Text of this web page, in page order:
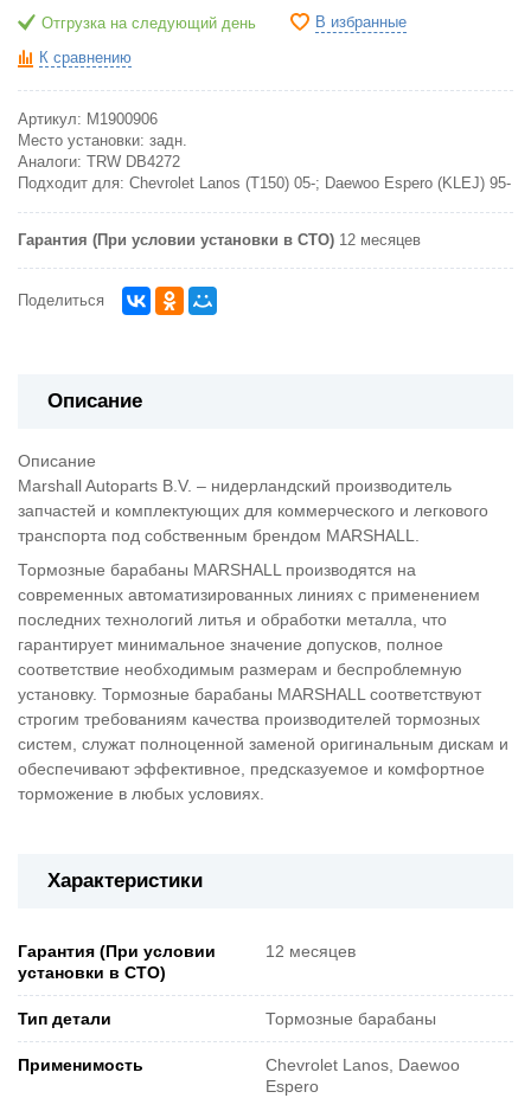
Отгрузка на следующий день В избранные
К сравнению
Артикул: M1900906
Место установки: задн.
Аналоги:
TRW DB4272
Подходит для: Chevrolet Lanos (T150) 05-; Daewoo Espero (KLEJ) 95-
Гарантия (При условии установки в СТО) 12 месяцев
Поделиться
Описание
Описание
Marshall Autoparts B.V. – нидерландский производитель
запчастей и комплектующих для коммерческого и легкового
транспорта под собственным брендом MARSHALL.
Тормозные барабаны MARSHALL производятся на
современных автоматизированных линиях с применением
последних технологий литья и обработки металла, что
гарантирует минимальное значение допусков, полное
соответствие необходимым размерам и беспроблемную
установку. Тормозные барабаны MARSHALL соответствуют
строгим требованиям качества производителей тормозных
систем, служат полноценной заменой оригинальным дискам и
обеспечивают эффективное, предсказуемое и комфортное
торможение в любых условиях.
Характеристики
Гарантия (При условии
установки в СТО)
12 месяцев
Тип детали Тормозные барабаны
Применимость
Chevrolet Lanos, Daewoo
Espero